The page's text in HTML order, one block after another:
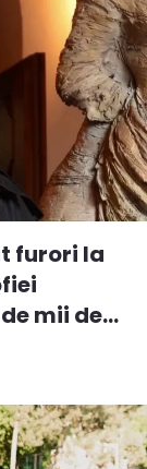
furori la
mii de